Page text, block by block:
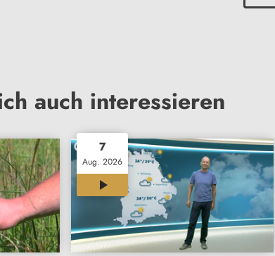
auch interessieren
7
Aug. 2026